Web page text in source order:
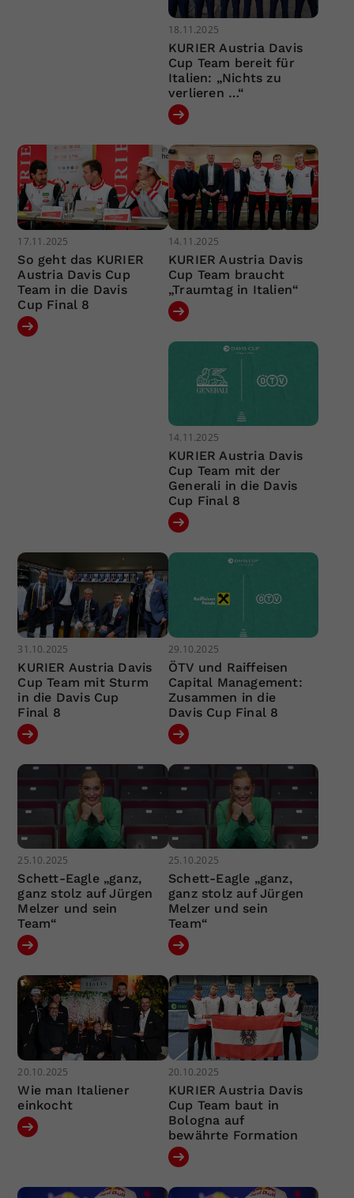
18.11.2025
KURIER Austria Davis
Cup Team bereit für
Italien: „Nichts zu
verlieren …“
17.11.2025
So geht das KURIER
Austria Davis Cup
Team in die Davis
Cup Final 8
14.11.2025
KURIER Austria Davis
Cup Team braucht
„Traumtag in Italien“
14.11.2025
KURIER Austria Davis
Cup Team mit der
Generali in die Davis
Cup Final 8
31.10.2025
KURIER Austria Davis
Cup Team mit Sturm
in die Davis Cup
Final 8
29.10.2025
ÖTV und Raiffeisen
Capital Management:
Zusammen in die
Davis Cup Final 8
25.10.2025
Schett-Eagle „ganz,
ganz stolz auf Jürgen
Melzer und sein
Team“
25.10.2025
Schett-Eagle „ganz,
ganz stolz auf Jürgen
Melzer und sein
Team“
20.10.2025
Wie man Italiener
einkocht
20.10.2025
KURIER Austria Davis
Cup Team baut in
Bologna auf
bewährte Formation